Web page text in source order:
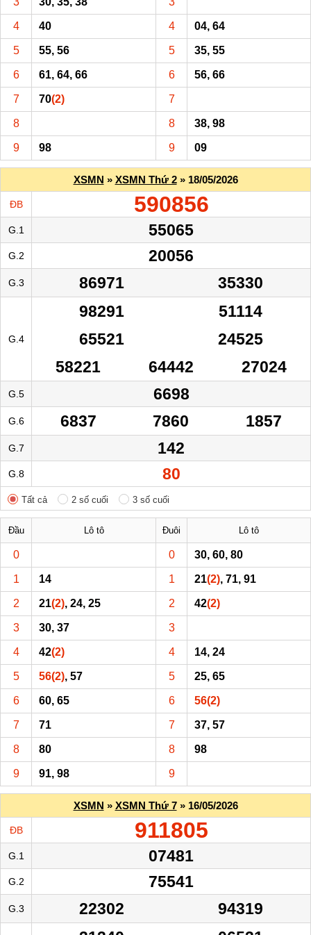
4 40 4 04, 64
5 55, 56 5 35, 55
6 61, 64, 66 6 56, 66
7 70(2) 7
8 8 38, 98
9 98 9 09
XSMN » XSMN Thứ 2» 18/05/2026
ĐB 590856
G.1 55065
G.2 20056
G.3 86971 35330
G.4
98291
51114
65521
24525
58221
64442 27024
G.5 6698
G.6 6837 7860 1857
G.7 142
G.8 80
Tất cả 2 số cuối 3 số cuối
Đầu Lô tô Đuôi Lô tô
0 0 30, 60, 80
1 14 1 21(2), 71, 91
2 21(2), 24, 25 2 42(2)
3 30, 37 3
4 42(2) 4 14, 24
5 56(2), 57 5 25, 65
6 60, 65 6 56(2)
7 71 7 37, 57
8 80 8 98
9 91, 98 9
XSMN » XSMN Thứ 7» 16/05/2026
ĐB 911805
G.1 07481
G.2 75541
G.3 22302 94319